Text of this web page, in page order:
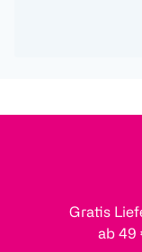
Gratis
ab 49